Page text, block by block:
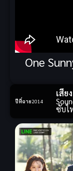
One
ปีที่ฉาย2014
เสียง
ซับไ